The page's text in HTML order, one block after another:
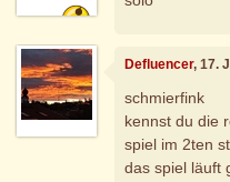
Defluencer, 17.
schmierfink
kennst du die
spiel im 2ten
das spiel läuft